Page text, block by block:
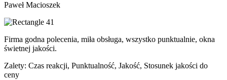
Paweł Macioszek
Firma godna polecenia, miła obsługa, wszystko punktualnie, okna
świetnej jakości.
Zalety: Czas reakcji, Punktualność, Jakość, Stosunek jakości do
ceny